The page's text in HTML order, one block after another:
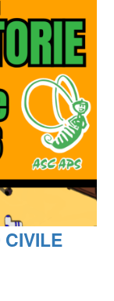
CIVILE